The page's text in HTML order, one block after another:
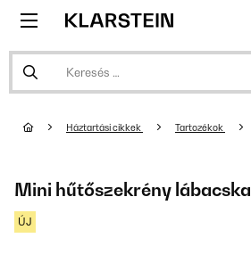
Háztartási cikkek Tartozékok
Mini hűtőszekrény lábacska
ÚJ